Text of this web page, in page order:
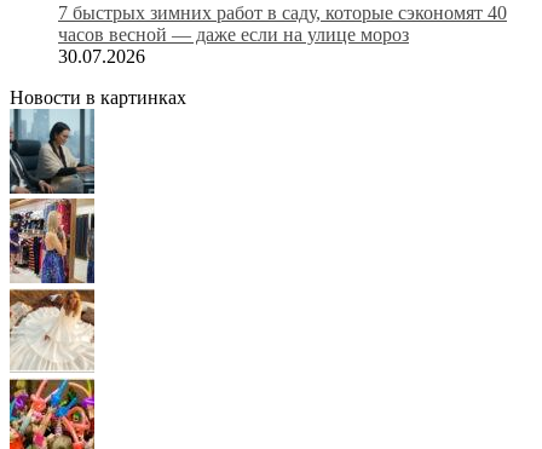
7 быстрых зимних работ в саду, которые сэкономят 40
часов весной — даже если на улице мороз
30.07.2026
Новости в картинках